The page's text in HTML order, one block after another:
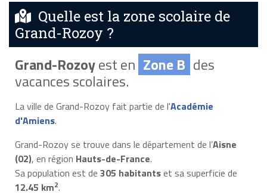
Quelle est la zone scolaire de
Grand-Rozoy ?
Grand-Rozoyest en Zone B des
vacances scolaires.
La ville de Grand-Rozoy fait partie de l'Académie
d'Amiens.
Grand-Rozoy se trouve dans le département de l’Aisne
(02), en région Hauts-de-France.
Sa population est de 305 habitantset sa superficie de
12.45 km2.